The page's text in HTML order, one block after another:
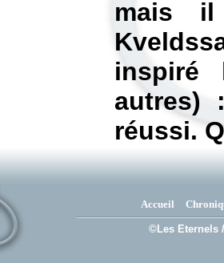
mais
inspiré
autres)
réussi.
Accueil
©Les Eternels